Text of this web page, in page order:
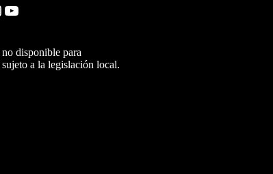
YouTube
disponible para
a la legislación local.